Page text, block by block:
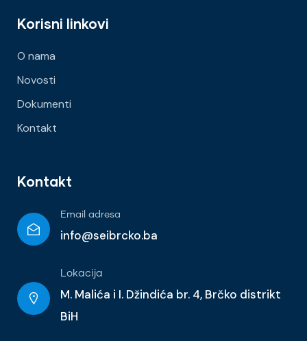
Korisni linkovi
O nama
Novosti
Dokumenti
Kontakt
Kontakt
Email adresa
info@seibrcko.ba
Lokacija
M. Malića i I. Džindića br. 4, Brčko distrikt
BiH